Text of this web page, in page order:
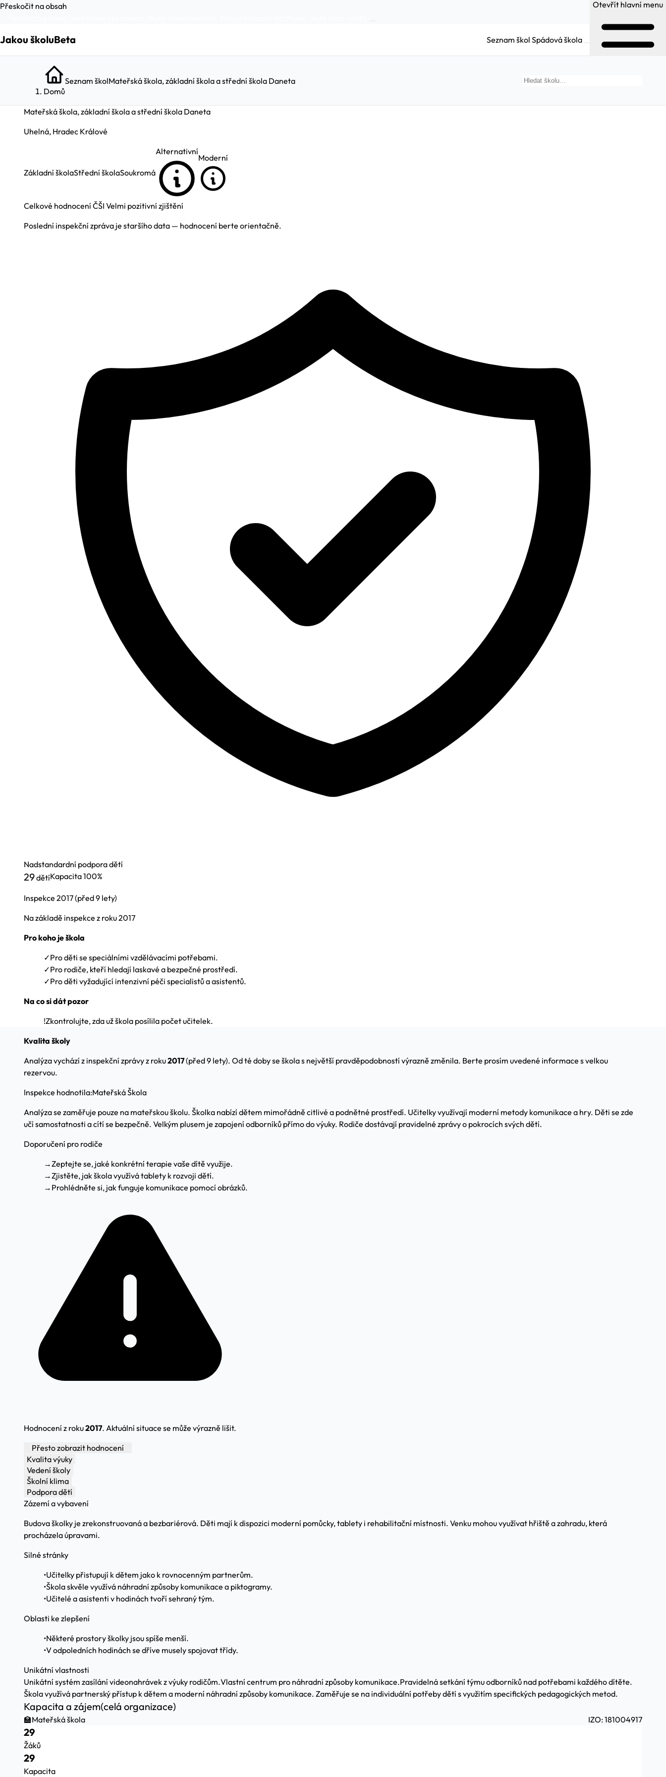
Přeskočit na obsah
Jakou školuBeta Seznam škol Spádová škola
Otevřít hlavní menu
Domů
Seznam školMateřská škola, základní škola a střední škola Daneta
Mateřská škola, základní škola a střední škola Daneta
Uhelná, Hradec Králové
Základní školaStřední školaSoukromá
Alternativní
Moderní
Celkové hodnocení ČŠI Velmi pozitivní zjištění
Poslední inspekční zpráva je staršího data — hodnocení berte orientačně.
Nadstandardní podpora dětí
29dětíKapacita100%
Inspekce 2017(před 9 lety)
Na základě inspekce z roku 2017
Pro koho je škola
✓Pro děti se speciálními vzdělávacími potřebami.
✓Pro rodiče, kteří hledají laskavé a bezpečné prostředí.
✓Pro děti vyžadující intenzivní péči specialistů a asistentů.
Na co si dát pozor
!Zkontrolujte, zda už škola posílila počet učitelek.
Kvalita školy
Analýza vychází z inspekční zprávy z roku2017(před 9 lety). Od té doby se škola s největší pravděpodobností výrazně změnila. Berte prosím uvedené informace s velkou
rezervou.
Inspekce hodnotila:Mateřská Škola
Analýza se zaměřuje pouze na mateřskou školu. Školka nabízí dětem mimořádně citlivé a podnětné prostředí. Učitelky využívají moderní metody komunikace a hry. Děti se zde
učí samostatnosti a cítí se bezpečně. Velkým plusem je zapojení odborníků přímo do výuky. Rodiče dostávají pravidelné zprávy o pokrocích svých dětí.
Doporučení pro rodiče
→Zeptejte se, jaké konkrétní terapie vaše dítě využije.
→Zjistěte, jak škola využívá tablety k rozvoji dětí.
→ Prohlédněte si, jak funguje komunikace pomocí obrázků.
Hodnocení z roku2017. Aktuální situace se může výrazně lišit.
Přesto zobrazit hodnocení
Kvalita výuky
Vedení školy
Školní klima
Podpora dětí
Zázemí a vybavení
Budova školky je zrekonstruovaná a bezbariérová. Děti mají k dispozici moderní pomůcky, tablety i rehabilitační místnosti. Venku mohou využívat hřiště a zahradu, která
procházela úpravami.
Silné stránky
•Učitelky přistupují k dětem jako k rovnocenným partnerům.
•Škola skvěle využívá náhradní způsoby komunikace a piktogramy.
•Učitelé a asistenti v hodinách tvoří sehraný tým.
Oblasti ke zlepšení
•Některé prostory školky jsou spíše menší.
•V odpoledních hodinách se dříve musely spojovat třídy.
Unikátní vlastnosti
Unikátní systém zasílání videonahrávek z výuky rodičům.Vlastní centrum pro náhradní způsoby komunikace.Pravidelná setkání týmu odborníků nad potřebami každého dítěte.
Škola využívá partnerský přístup k dětem a moderní náhradní způsoby komunikace. Zaměřuje se na individuální potřeby dětí s využitím specifických pedagogických metod.
Kapacita a zájem(celá organizace)
🏫Mateřská škola IZO: 181004917
29
Žáků
29
Kapacita